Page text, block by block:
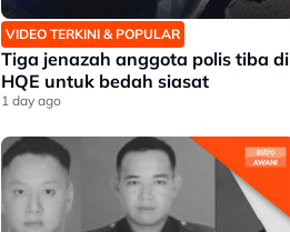
VIDEO TERKINI & POPULAR
Tiga jenazah anggota polis tiba di
HQE untuk bedah siasat
1 day ago